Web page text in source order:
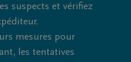
suspects et vérifiez
mesures pour
les tentatives